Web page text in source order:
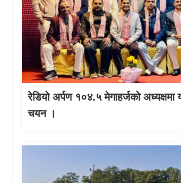
रेडियो अर्पण १०४.५ मेगाहर्जको
चयन ।